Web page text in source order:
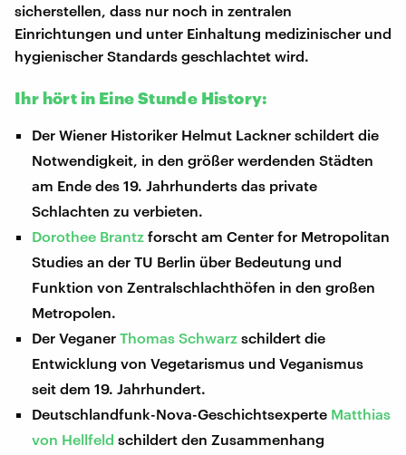
sicherstellen, dass nur noch in zentralen
Einrichtungen und unter Einhaltung medizinischer und
hygienischer Standards geschlachtet wird.
Ihr hört in Eine Stunde History:
Der Wiener Historiker Helmut Lackner schildert die
Notwendigkeit, in den größer werdenden Städten
am Ende des 19. Jahrhunderts das private
Schlachten zu verbieten.
Dorothee Brantz forscht am Center for Metropolitan
Studies an der TU Berlin über Bedeutung und
Funktion von Zentralschlachthöfen in den großen
Metropolen.
Der VeganerThomas Schwarz schildert die
Entwicklung von Vegetarismus und Veganismus
seit dem 19. Jahrhundert.
Deutschlandfunk-Nova-Geschichtsexperte Matthias
von Hellfeld schildert den Zusammenhang